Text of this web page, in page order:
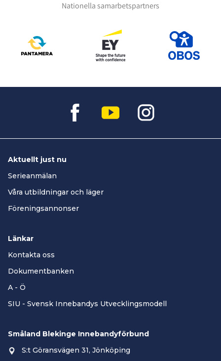
Nationella samarbetspartners
Aktuellt just nu
Serieanmälan
Våra utbildningar och läger
Föreningsannonser
Länkar
Kontakta oss
Dokumentbanken
A - Ö
SIU - Svensk Innebandys Utvecklingsmodell
Småland Blekinge Innebandyförbund
S:t Göransvägen 31, Jönköping